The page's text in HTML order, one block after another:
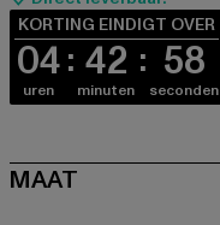
KORTING EINDIGT OVER
04
uren
42
minuten
57
seconden
SIZE
MAAT